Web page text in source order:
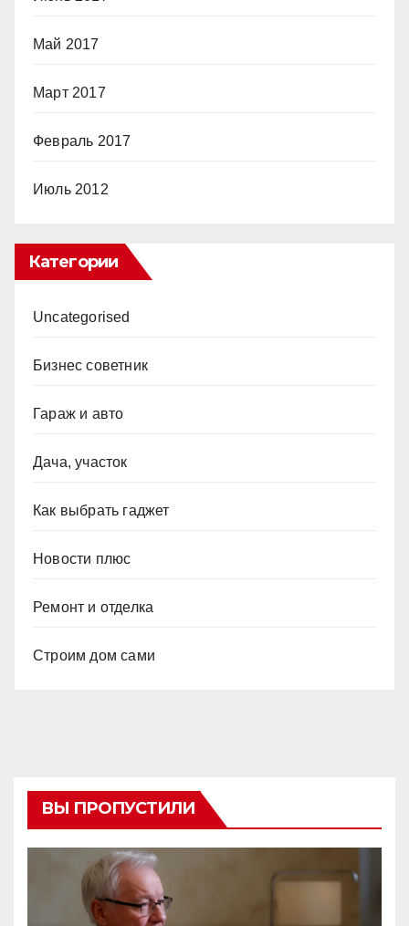
Май 2017
Март 2017
Февраль 2017
Июль 2012
Категории
Uncategorised
Бизнес советник
Гараж и авто
Дача, участок
Как выбрать гаджет
Новости плюс
Ремонт и отделка
Строим дом сами
ВЫ ПРОПУСТИЛИ